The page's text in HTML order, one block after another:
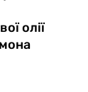
олії